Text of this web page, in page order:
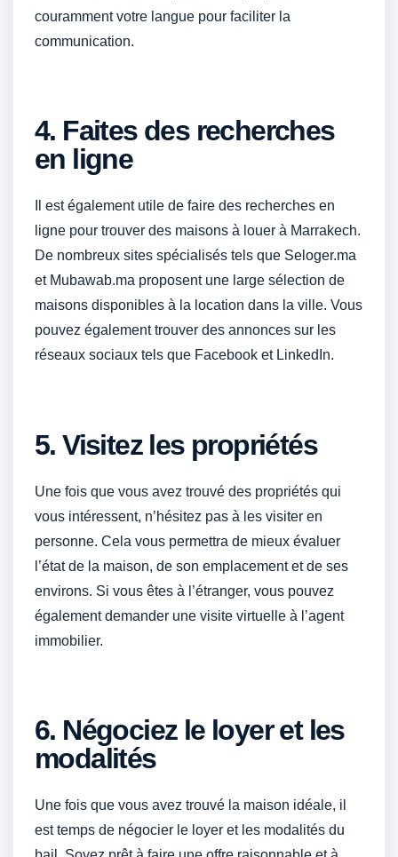
couramment votre langue pour faciliter la
communication.
4. Faites des recherches
en ligne
Il est également utile de faire des recherches en
ligne pour trouver des maisons à louer à Marrakech.
De nombreux sites spécialisés tels que Seloger.ma
et Mubawab.ma proposent une large sélection de
maisons disponibles à la location dans la ville. Vous
pouvez également trouver des annonces sur les
réseaux sociaux tels que Facebook et LinkedIn.
5. Visitez les propriétés
Une fois que vous avez trouvé des propriétés qui
vous intéressent, n’hésitez pas à les visiter en
personne. Cela vous permettra de mieux évaluer
l’état de la maison, de son emplacement et de ses
environs. Si vous êtes à l’étranger, vous pouvez
également demander une visite virtuelle à l’agent
immobilier.
6. Négociez le loyer et les
modalités
Une fois que vous avez trouvé la maison idéale, il
est temps de négocier le loyer et les modalités du